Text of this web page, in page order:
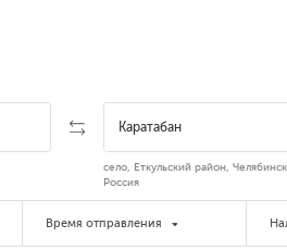
село, Еткульский район,
Россия
Время отправления